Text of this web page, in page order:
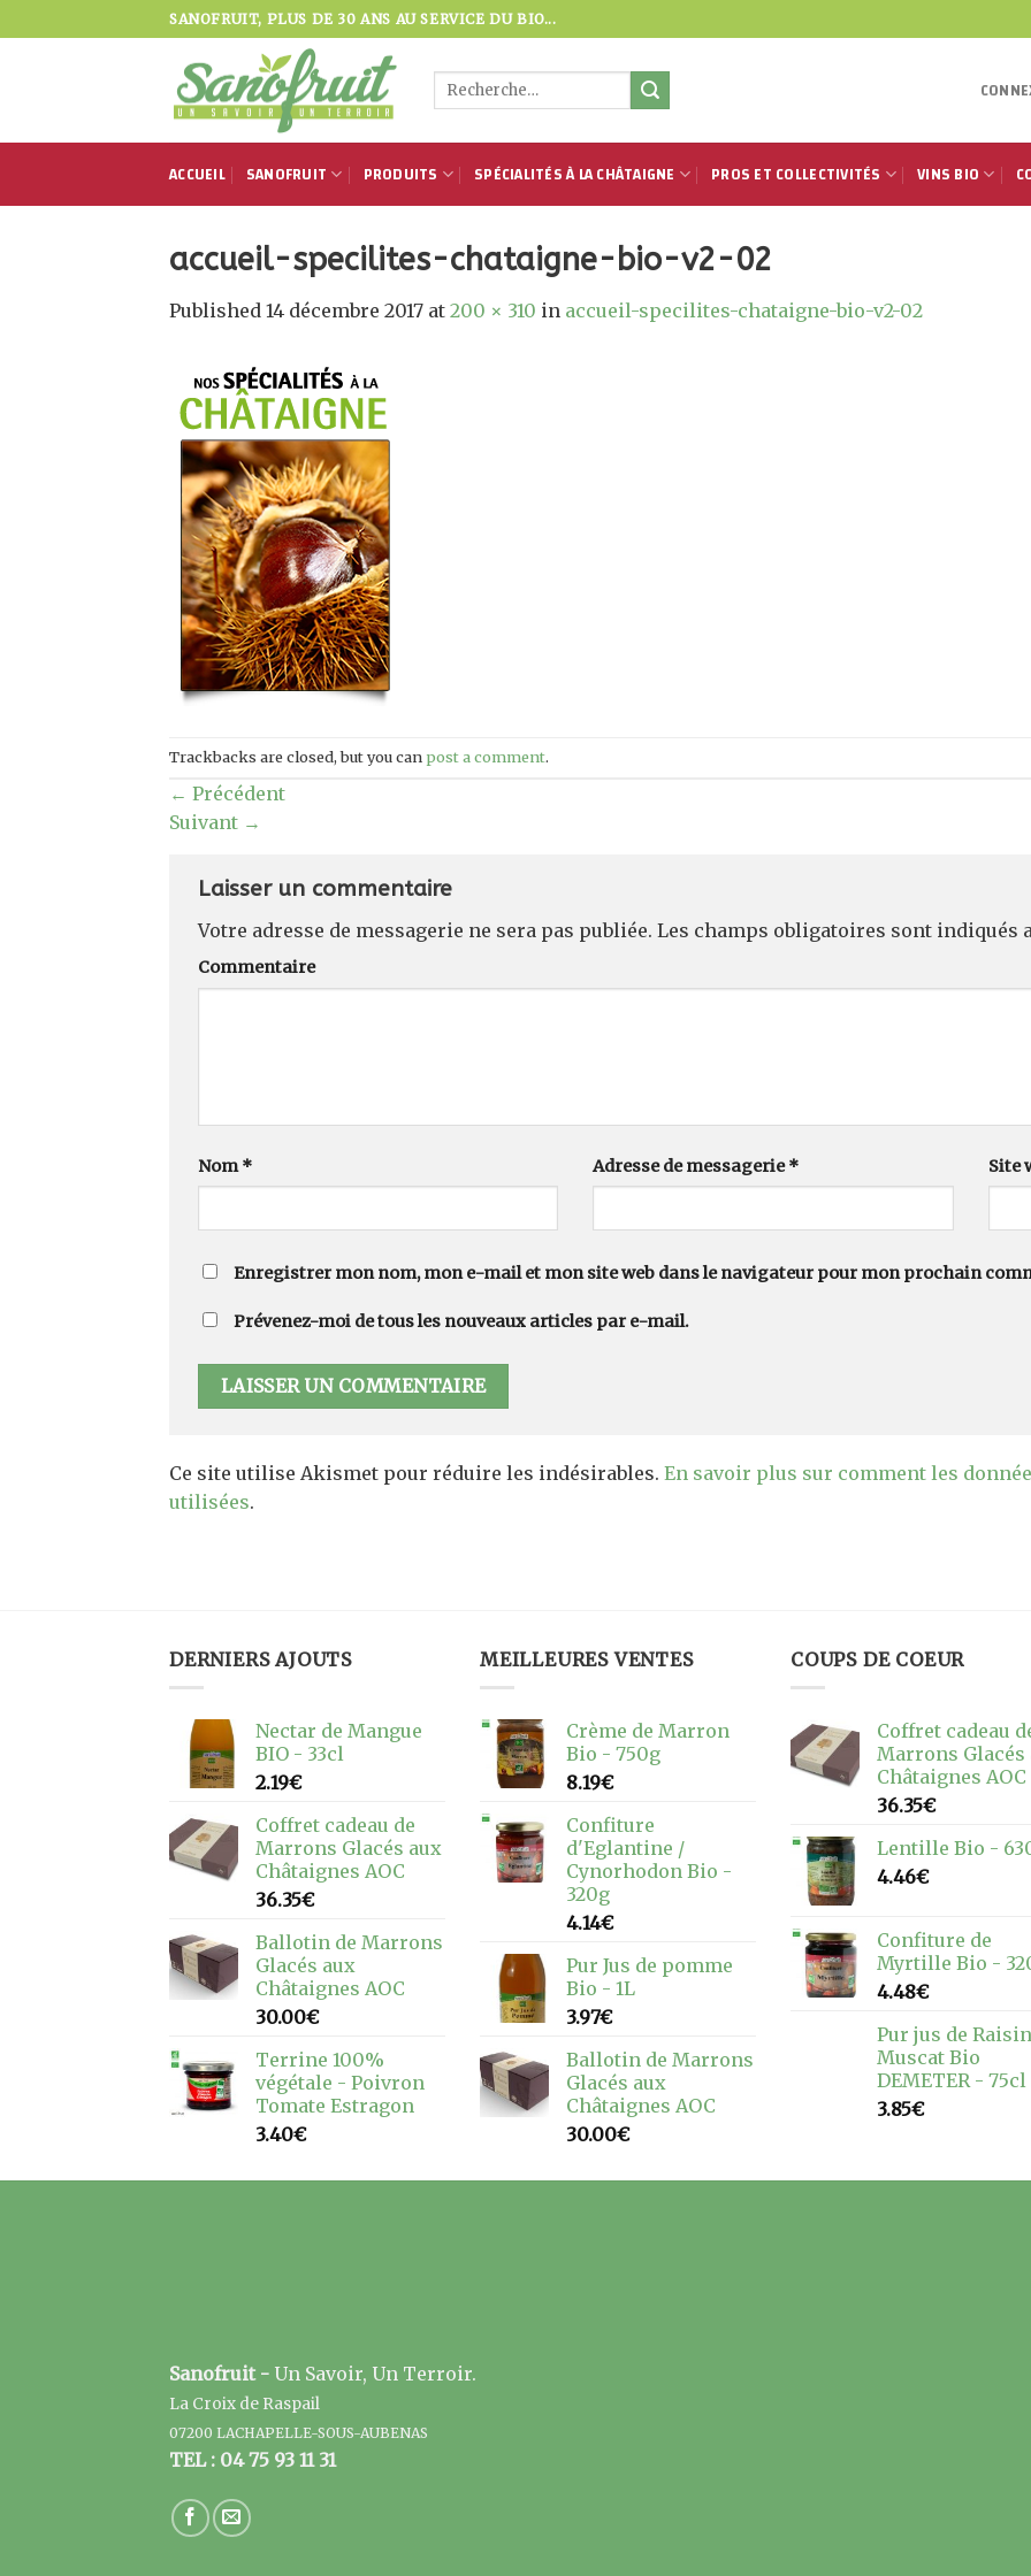
to
SANOFRUIT, PLUS DE 30 ANS AU SERVICE DU BIO...
Recherche
ACCUEIL SANOFRUIT PRODUITS SPÉCIALITÉS À LA CHÂTAIGNE PROS ET COLLECTIVITÉS VINS BIO
accueil-specilites-chataigne-bio-v2-02
Published 14 décembre 2017 at 200 × 310 in accueil-specilites-chataigne-bio-v2-02
Trackbacks are closed, but you can post a comment.
← Précédent
Suivant →
Laisser un commentaire
Votre adresse de messagerie ne sera pas publiée. Les champs obligatoires sont indiqués
Commentaire
Nom * Adresse de messagerie* Site
Enregistrer mon nom, mon e-mail et mon site web dans le navigateur pour mon prochain
Prévenez-moi de tous les nouveaux articles par e-mail.
Ce site utilise Akismet pour réduire les indésirables. En savoir plus sur comment les
utilisées.
DERNIERS AJOUTS
Nectar de Mangue
BIO - 33cl
2.19€
Coffret cadeau de
Marrons Glacés aux
Châtaignes AOC
36.35€
Ballotin de Marrons
Glacés aux
Châtaignes AOC
30.00€
Terrine 100%
végétale - Poivron
Tomate Estragon
3.40€
MEILLEURES VENTES
Crème de Marron
Bio - 750g
8.19€
Confiture
d'Eglantine /
Cynorhodon Bio -
320g
4.14€
Pur Jus de pomme
Bio - 1L
3.97€
Ballotin de Marrons
Glacés aux
Châtaignes AOC
30.00€
COUPS DE COEUR
Coffret cadeau
Marrons Glacés
Châtaignes AOC
36.35€
Lentille Bio -
4.46€
Confiture de
Myrtille Bio -
4.48€
Pur jus de Raisin
Muscat Bio
DEMETER - 75cl
3.85€
Sanofruit - Un Savoir, Un Terroir.
La Croix de Raspail
07200 LACHAPELLE-SOUS-AUBENAS
TEL : 04 75 93 11 31